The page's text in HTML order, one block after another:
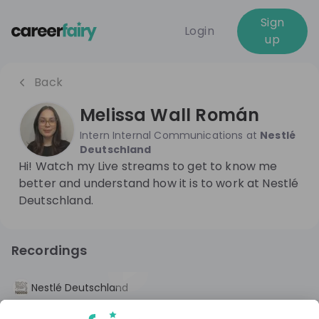
Login
Sign
up
Back
Melissa Wall Román
Intern Internal Communications at Nestlé
Deutschland
Hi! Watch my Live streams to get to know me
better and understand how it is to work at Nestlé
Deutschland.
Recordings
1 year ago
Nestlé Deutschland